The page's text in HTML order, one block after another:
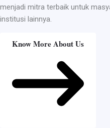
menjadi mitra terbaik untuk
institusi lainnya.
Know More About Us